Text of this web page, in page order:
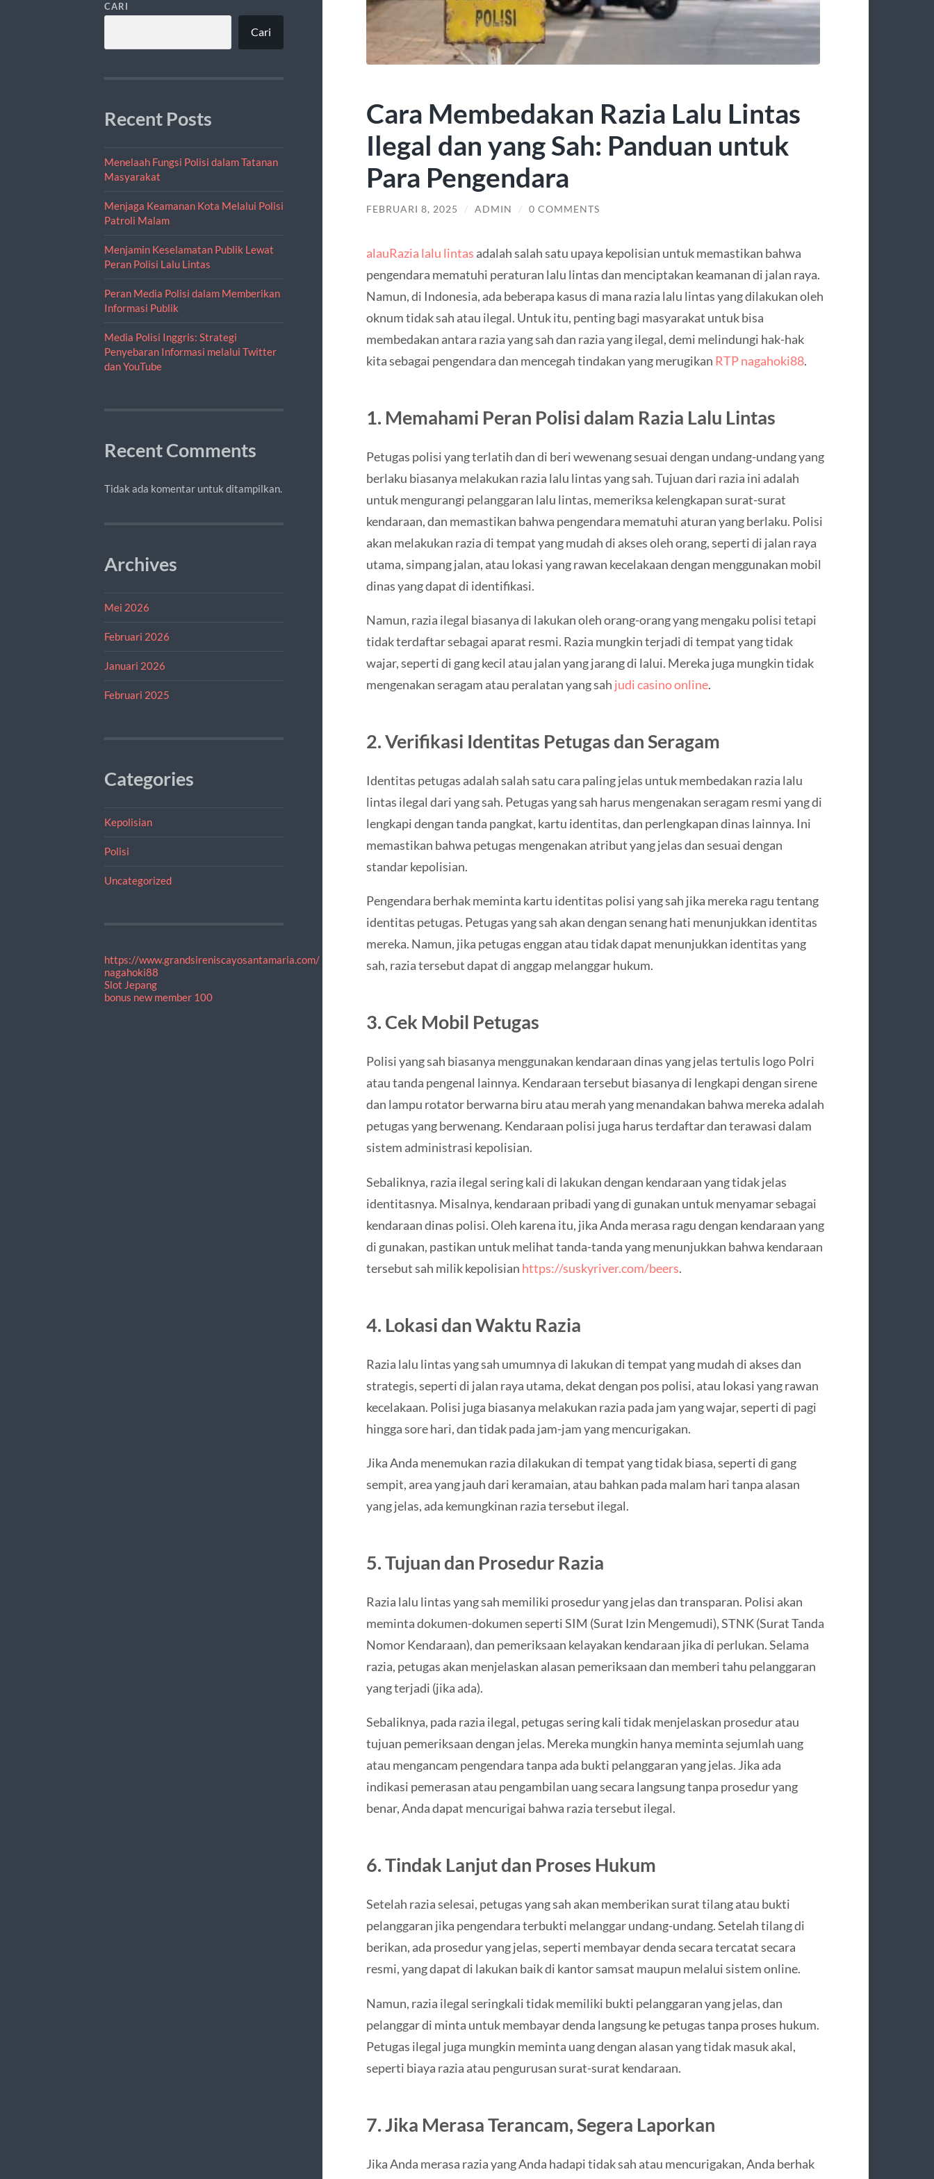
CARI
Cari
Recent Posts
Menelaah Fungsi Polisi dalam Tatanan
Masyarakat
Menjaga Keamanan Kota Melalui Polisi
Patroli Malam
Menjamin Keselamatan Publik Lewat
Peran Polisi Lalu Lintas
Peran Media Polisi dalam Memberikan
Informasi Publik
Media Polisi Inggris: Strategi
Penyebaran Informasi melalui Twitter
dan YouTube
Recent Comments
Tidak ada komentar untuk ditampilkan.
Archives
Mei 2026
Februari 2026
Januari 2026
Februari 2025
Categories
Kepolisian
Polisi
Uncategorized
https://www.grandsireniscayosantamaria.com/
nagahoki88
Slot Jepang
bonus new member 100
Cara Membedakan Razia Lalu Lintas
Ilegal dan yang Sah: Panduan untuk
Para Pengendara
FEBRUARI 8, 2025 / ADMIN / 0 COMMENTS
alauRazia lalu lintas adalah salah satu upaya kepolisian untuk memastikan bahwa
pengendara mematuhi peraturan lalu lintas dan menciptakan keamanan di jalan raya.
Namun, di Indonesia, ada beberapa kasus di mana razia lalu lintas yang dilakukan oleh
oknum tidak sah atau ilegal. Untuk itu, penting bagi masyarakat untuk bisa
membedakan antara razia yang sah dan razia yang ilegal, demi melindungi hak-hak
kita sebagai pengendara dan mencegah tindakan yang merugikan RTP nagahoki88.
1. Memahami Peran Polisi dalam Razia Lalu Lintas
Petugas polisi yang terlatih dan di beri wewenang sesuai dengan undang-undang yang
berlaku biasanya melakukan razia lalu lintas yang sah. Tujuan dari razia ini adalah
untuk mengurangi pelanggaran lalu lintas, memeriksa kelengkapan surat-surat
kendaraan, dan memastikan bahwa pengendara mematuhi aturan yang berlaku. Polisi
akan melakukan razia di tempat yang mudah di akses oleh orang, seperti di jalan raya
utama, simpang jalan, atau lokasi yang rawan kecelakaan dengan menggunakan mobil
dinas yang dapat di identifikasi.
Namun, razia ilegal biasanya di lakukan oleh orang-orang yang mengaku polisi tetapi
tidak terdaftar sebagai aparat resmi. Razia mungkin terjadi di tempat yang tidak
wajar, seperti di gang kecil atau jalan yang jarang di lalui. Mereka juga mungkin tidak
mengenakan seragam atau peralatan yang sah judi casino online.
2. Verifikasi Identitas Petugas dan Seragam
Identitas petugas adalah salah satu cara paling jelas untuk membedakan razia lalu
lintas ilegal dari yang sah. Petugas yang sah harus mengenakan seragam resmi yang di
lengkapi dengan tanda pangkat, kartu identitas, dan perlengkapan dinas lainnya. Ini
memastikan bahwa petugas mengenakan atribut yang jelas dan sesuai dengan
standar kepolisian.
Pengendara berhak meminta kartu identitas polisi yang sah jika mereka ragu tentang
identitas petugas. Petugas yang sah akan dengan senang hati menunjukkan identitas
mereka. Namun, jika petugas enggan atau tidak dapat menunjukkan identitas yang
sah, razia tersebut dapat di anggap melanggar hukum.
3. Cek Mobil Petugas
Polisi yang sah biasanya menggunakan kendaraan dinas yang jelas tertulis logo Polri
atau tanda pengenal lainnya. Kendaraan tersebut biasanya di lengkapi dengan sirene
dan lampu rotator berwarna biru atau merah yang menandakan bahwa mereka adalah
petugas yang berwenang. Kendaraan polisi juga harus terdaftar dan terawasi dalam
sistem administrasi kepolisian.
Sebaliknya, razia ilegal sering kali di lakukan dengan kendaraan yang tidak jelas
identitasnya. Misalnya, kendaraan pribadi yang di gunakan untuk menyamar sebagai
kendaraan dinas polisi. Oleh karena itu, jika Anda merasa ragu dengan kendaraan yang
di gunakan, pastikan untuk melihat tanda-tanda yang menunjukkan bahwa kendaraan
tersebut sah milik kepolisian https://suskyriver.com/beers.
4. Lokasi dan Waktu Razia
Razia lalu lintas yang sah umumnya di lakukan di tempat yang mudah di akses dan
strategis, seperti di jalan raya utama, dekat dengan pos polisi, atau lokasi yang rawan
kecelakaan. Polisi juga biasanya melakukan razia pada jam yang wajar, seperti di pagi
hingga sore hari, dan tidak pada jam-jam yang mencurigakan.
Jika Anda menemukan razia dilakukan di tempat yang tidak biasa, seperti di gang
sempit, area yang jauh dari keramaian, atau bahkan pada malam hari tanpa alasan
yang jelas, ada kemungkinan razia tersebut ilegal.
5. Tujuan dan Prosedur Razia
Razia lalu lintas yang sah memiliki prosedur yang jelas dan transparan. Polisi akan
meminta dokumen-dokumen seperti SIM (Surat Izin Mengemudi), STNK (Surat Tanda
Nomor Kendaraan), dan pemeriksaan kelayakan kendaraan jika di perlukan. Selama
razia, petugas akan menjelaskan alasan pemeriksaan dan memberi tahu pelanggaran
yang terjadi (jika ada).
Sebaliknya, pada razia ilegal, petugas sering kali tidak menjelaskan prosedur atau
tujuan pemeriksaan dengan jelas. Mereka mungkin hanya meminta sejumlah uang
atau mengancam pengendara tanpa ada bukti pelanggaran yang jelas. Jika ada
indikasi pemerasan atau pengambilan uang secara langsung tanpa prosedur yang
benar, Anda dapat mencurigai bahwa razia tersebut ilegal.
6. Tindak Lanjut dan Proses Hukum
Setelah razia selesai, petugas yang sah akan memberikan surat tilang atau bukti
pelanggaran jika pengendara terbukti melanggar undang-undang. Setelah tilang di
berikan, ada prosedur yang jelas, seperti membayar denda secara tercatat secara
resmi, yang dapat di lakukan baik di kantor samsat maupun melalui sistem online.
Namun, razia ilegal seringkali tidak memiliki bukti pelanggaran yang jelas, dan
pelanggar di minta untuk membayar denda langsung ke petugas tanpa proses hukum.
Petugas ilegal juga mungkin meminta uang dengan alasan yang tidak masuk akal,
seperti biaya razia atau pengurusan surat-surat kendaraan.
7. Jika Merasa Terancam, Segera Laporkan
Jika Anda merasa razia yang Anda hadapi tidak sah atau mencurigakan, Anda berhak